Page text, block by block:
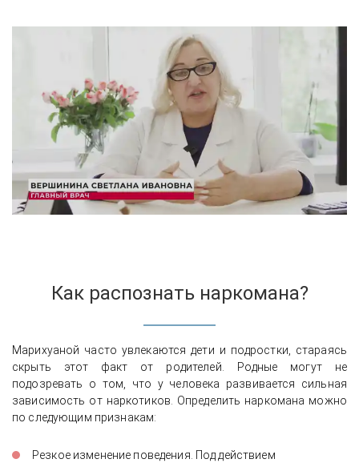
Как распознать наркомана?
Марихуаной часто увлекаются дети и подростки, стараясь
скрыть этот факт от родителей. Родные могут не
подозревать о том, что у человека развивается сильная
зависимость от наркотиков. Определить наркомана можно
по следующим признакам:
Резкое изменение поведения. Под действием